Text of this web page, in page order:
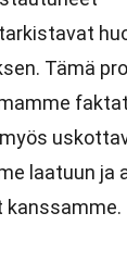
Tämä
laatuun ja
kanssamme.